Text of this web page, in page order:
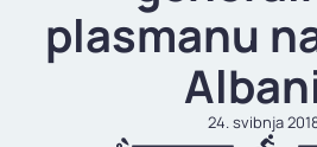
KLUBOVI
plasmanu
24. svibnja